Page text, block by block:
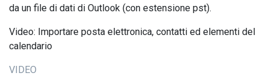
da un file di dati di Outlook (con estensione pst).
Video: Importare posta elettronica, contatti ed elementi del
calendario
VIDEO